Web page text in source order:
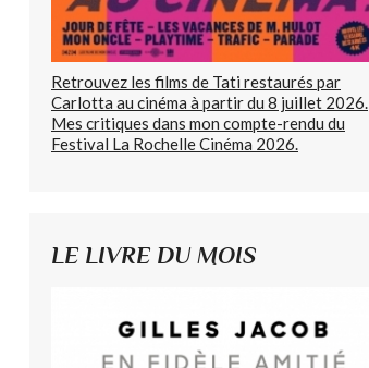
Retrouvez les films de Tati restaurés par
Carlotta au cinéma à partir du 8 juillet 2026.
Mes critiques dans mon compte-rendu du
Festival La Rochelle Cinéma 2026.
LE LIVRE DU MOIS